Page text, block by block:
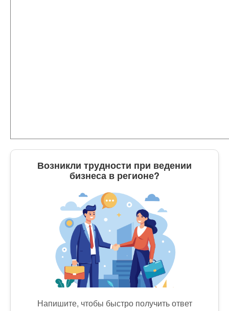
Возникли трудности при ведении
бизнеса в регионе?
Напишите, чтобы быстро получить ответ